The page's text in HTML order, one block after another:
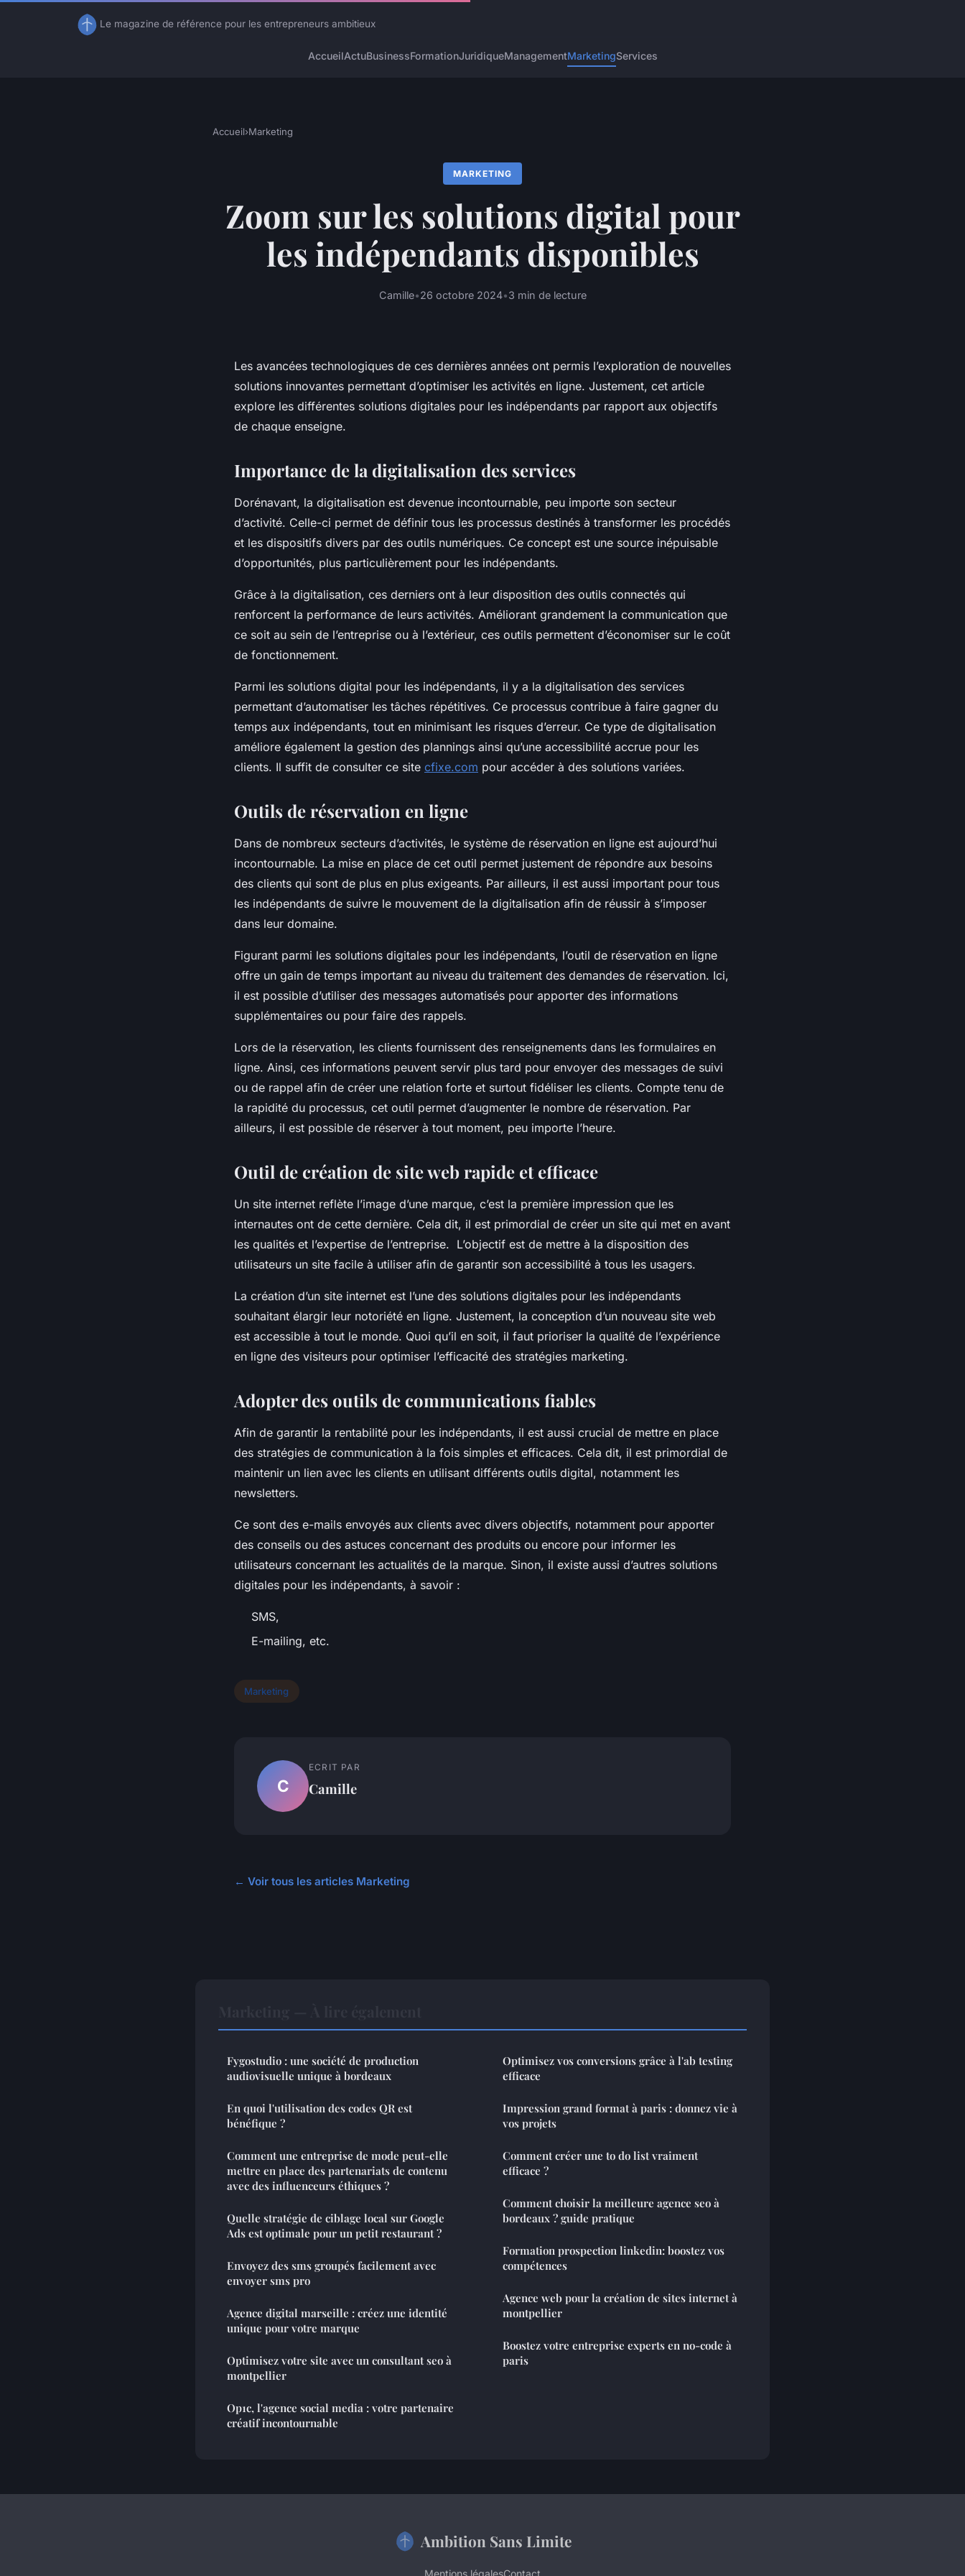
Le magazine de référence pour les entrepreneurs ambitieux
AccueilActuBusinessFormationJuridiqueManagementMarketingServices
Accueil›Marketing
MARKETING
Zoom sur les solutions digital pour
les indépendants disponibles
Camille•26 octobre 2024•3 min de lecture
Les avancées technologiques de ces dernières années ont permis l’exploration de nouvelles
solutions innovantes permettant d’optimiser les activités en ligne. Justement, cet article
explore les différentes solutions digitales pour les indépendants par rapport aux objectifs
de chaque enseigne.
Importance de la digitalisation des services
Dorénavant, la digitalisation est devenue incontournable, peu importe son secteur
d’activité. Celle-ci permet de définir tous les processus destinés à transformer les procédés
et les dispositifs divers par des outils numériques. Ce concept est une source inépuisable
d’opportunités, plus particulièrement pour les indépendants.
Grâce à la digitalisation, ces derniers ont à leur disposition des outils connectés qui
renforcent la performance de leurs activités. Améliorant grandement la communication que
ce soit au sein de l’entreprise ou à l’extérieur, ces outils permettent d’économiser sur le coût
de fonctionnement.
Parmi les solutions digital pour les indépendants, il y a la digitalisation des services
permettant d’automatiser les tâches répétitives. Ce processus contribue à faire gagner du
temps aux indépendants, tout en minimisant les risques d’erreur. Ce type de digitalisation
améliore également la gestion des plannings ainsi qu’une accessibilité accrue pour les
clients. Il suffit de consulter ce site cfixe.com pour accéder à des solutions variées.
Outils de réservation en ligne
Dans de nombreux secteurs d’activités, le système de réservation en ligne est aujourd’hui
incontournable. La mise en place de cet outil permet justement de répondre aux besoins
des clients qui sont de plus en plus exigeants. Par ailleurs, il est aussi important pour tous
les indépendants de suivre le mouvement de la digitalisation afin de réussir à s’imposer
dans leur domaine.
Figurant parmi les solutions digitales pour les indépendants, l’outil de réservation en ligne
offre un gain de temps important au niveau du traitement des demandes de réservation. Ici,
il est possible d’utiliser des messages automatisés pour apporter des informations
supplémentaires ou pour faire des rappels.
Lors de la réservation, les clients fournissent des renseignements dans les formulaires en
ligne. Ainsi, ces informations peuvent servir plus tard pour envoyer des messages de suivi
ou de rappel afin de créer une relation forte et surtout fidéliser les clients. Compte tenu de
la rapidité du processus, cet outil permet d’augmenter le nombre de réservation. Par
ailleurs, il est possible de réserver à tout moment, peu importe l’heure.
Outil de création de site web rapide et efficace
Un site internet reflète l’image d’une marque, c’est la première impression que les
internautes ont de cette dernière. Cela dit, il est primordial de créer un site qui met en avant
les qualités et l’expertise de l’entreprise. L’objectif est de mettre à la disposition des
utilisateurs un site facile à utiliser afin de garantir son accessibilité à tous les usagers.
La création d’un site internet est l’une des solutions digitales pour les indépendants
souhaitant élargir leur notoriété en ligne. Justement, la conception d’un nouveau site web
est accessible à tout le monde. Quoi qu’il en soit, il faut prioriser la qualité de l’expérience
en ligne des visiteurs pour optimiser l’efficacité des stratégies marketing.
Adopter des outils de communications fiables
Afin de garantir la rentabilité pour les indépendants, il est aussi crucial de mettre en place
des stratégies de communication à la fois simples et efficaces. Cela dit, il est primordial de
maintenir un lien avec les clients en utilisant différents outils digital, notamment les
newsletters.
Ce sont des e-mails envoyés aux clients avec divers objectifs, notamment pour apporter
des conseils ou des astuces concernant des produits ou encore pour informer les
utilisateurs concernant les actualités de la marque. Sinon, il existe aussi d’autres solutions
digitales pour les indépendants, à savoir :
SMS,
E-mailing, etc.
Marketing
C
ECRIT PAR
Camille
← Voir tous les articles Marketing
Fygostudio : une société de production
audiovisuelle unique à bordeaux
En quoi l'utilisation des codes QR est
bénéfique ?
Comment une entreprise de mode peut-elle
mettre en place des partenariats de contenu
avec des influenceurs éthiques ?
Quelle stratégie de ciblage local sur Google
Ads est optimale pour un petit restaurant ?
Envoyez des sms groupés facilement avec
envoyer sms pro
Agence digital marseille : créez une identité
unique pour votre marque
Optimisez votre site avec un consultant seo à
montpellier
Op1c, l'agence social media : votre partenaire
créatif incontournable
Optimisez vos conversions grâce à l'ab testing
efficace
Impression grand format à paris : donnez vie à
vos projets
Comment créer une to do list vraiment
efficace ?
Comment choisir la meilleure agence seo à
bordeaux ? guide pratique
Formation prospection linkedin: boostez vos
compétences
Agence web pour la création de sites internet à
montpellier
Boostez votre entreprise experts en no-code à
paris
Ambition Sans Limite
Mentions légalesContact